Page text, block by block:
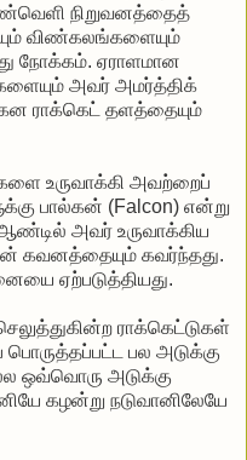
நிறுவனத்தைத்
விண்கலங்களையும்
நோக்கம். ஏராளமான
அவர் அமர்த்திக்
ராக்கெட் தளத்தையும்
உருவாக்கி அவற்றைப்
பால்கன் (Falcon) என்று
அவர் உருவாக்கிய
கவனத்தையும் கவர்ந்தது.
ஏற்படுத்தியது.
ராக்கெட்டுகள்
பல அடுக்கு
ஒவ்வொரு அடுக்கு
கழன்று நடுவானிலேயே